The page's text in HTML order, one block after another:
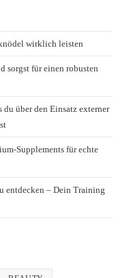
wirklich leisten
sorgst für einen robusten
du über den Einsatz externer
Supplements für echte
entdecken – Dein Training